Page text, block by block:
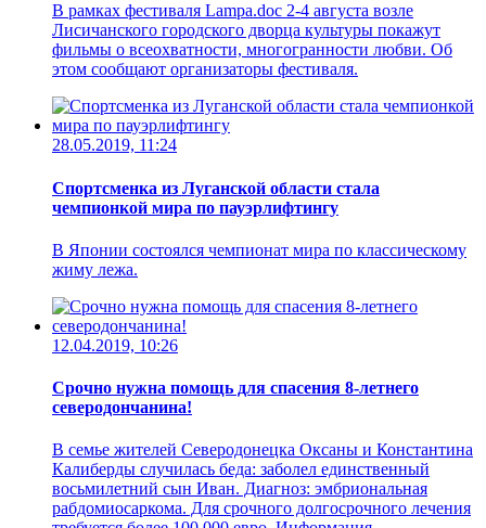
В рамках фестиваля Lampa.doc 2-4 августа возле
Лисичанского городского дворца культуры покажут
фильмы о всеохватности, многогранности любви. Об
этом сообщают организаторы фестиваля.
28.05.2019, 11:24
Спортсменка из Луганской области стала
чемпионкой мира по пауэрлифтингу
В Японии состоялся чемпионат мира по классическому
жиму лежа.
12.04.2019, 10:26
Срочно нужна помощь для спасения 8-летнего
северодончанина!
В семье жителей Северодонецка Оксаны и Константина
Калиберды случилась беда: заболел единственный
восьмилетний сын Иван. Диагноз: эмбриональная
рабдомиосаркома. Для срочного долгосрочного лечения